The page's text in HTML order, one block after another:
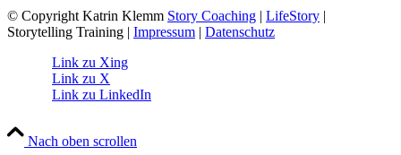
© Copyright Katrin Klemm Story Coaching | LifeStory |
Storytelling Training | Impressum | Datenschutz
Link zu Xing
Link zu X
Link zu LinkedIn
Nach oben scrollen